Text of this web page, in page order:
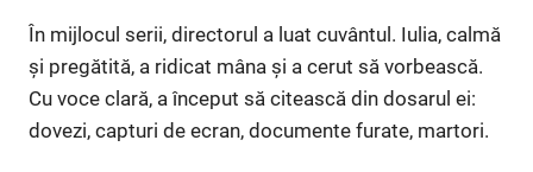
În mijlocul serii, directorul a luat cuvântul. Iulia, calmă
și pregătită, a ridicat mâna și a cerut să vorbească.
Cu voce clară, a început să citească din dosarul ei:
dovezi, capturi de ecran, documente furate, martori.